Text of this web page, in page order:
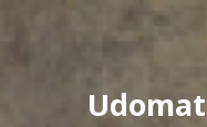
Udomat